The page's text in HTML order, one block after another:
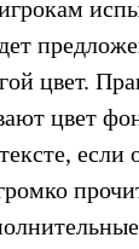
цвет.
цвет
если